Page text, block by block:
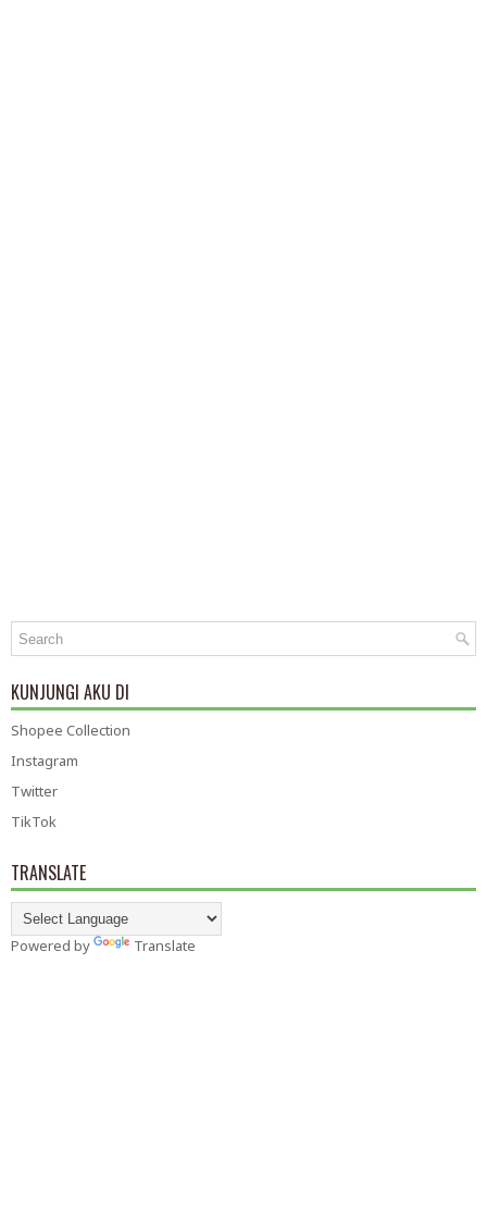
KUNJUNGI AKU DI
Shopee Collection
Instagram
Twitter
TikTok
TRANSLATE
Powered by Translate